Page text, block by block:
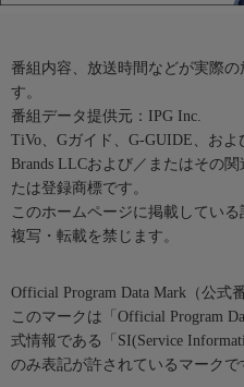
番組内容、放送時間などが実際
す。
番組データ提供元：IPG Inc.
TiVo、Gガイド、G-GUIDE、お
Brands LLCおよび／またはその
たは登録商標です。
このホームページに掲載してい
複写・転載を禁じます。
Official Program Data Mark（公式
このマークは「Official Program
式情報である「SI(Service
のみ表記が許されているマークで